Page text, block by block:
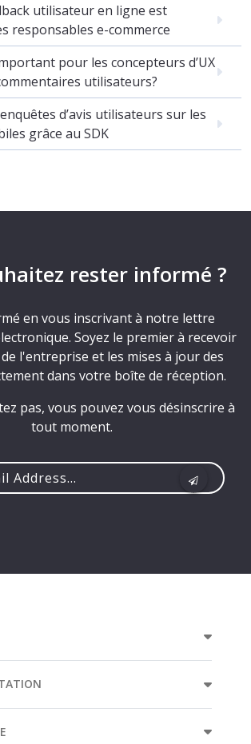
utilisateur en ligne est
responsables e-commerce
pour les concepteurs d’UX
utilisateurs?
d’avis utilisateurs sur les
grâce au SDK
rester informé ?
en vous inscrivant à notre lettre
Soyez le premier à recevoir
l'entreprise et les mises à jour des
dans votre boîte de réception.
pas, vous pouvez vous désinscrire à
tout moment.